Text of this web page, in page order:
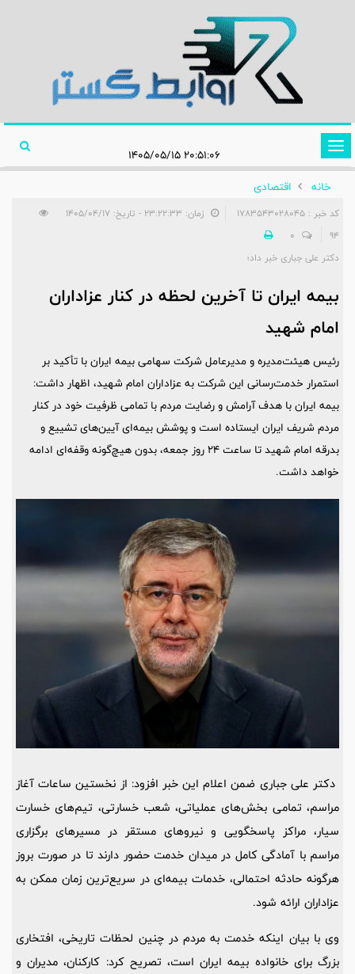
تغییر
وضعیت
ناوبری
۲۰:۵۱:۰۶ ۱۴۰۵/۰۵/۱۵
خانه
اقتصادی
کد خبر : 1783543028045
زمان: ۲۳:۲۲:۳۳ - تاریخ: ۱۴۰۵/۰۴/۱۷
94
0
دکتر علی جباری خبر داد؛
بیمه ایران تا آخرین لحظه در کنار عزاداران
امام شهید
رئیس هیئت‌مدیره و مدیرعامل شرکت سهامی بیمه ایران با تأکید بر
استمرار خدمت‌رسانی این شرکت به عزاداران امام شهید، اظهار داشت:
بیمه ایران با هدف آرامش و رضایت مردم با تمامی ظرفیت‌ خود در کنار
مردم شریف ایران ایستاده است و پوشش بیمه‌ای آیین‌های تشییع و
بدرقه امام شهید تا ساعت ۲۴ روز جمعه، بدون هیچ‌گونه وقفه‌ای ادامه
خواهد داشت.
دکتر علی جباری ضمن اعلام این خبر افزود: از نخستین ساعات آغاز
مراسم، تمامی بخش‌های عملیاتی، شعب خسارتی، تیم‌های خسارت
سیار، مراکز پاسخگویی و نیروهای مستقر در مسیرهای برگزاری
مراسم با آمادگی کامل در میدان خدمت حضور دارند تا در صورت بروز
هرگونه حادثه احتمالی، خدمات بیمه‌ای در سریع‌ترین زمان ممکن به
عزاداران ارائه شود.
وی با بیان اینکه خدمت به مردم در چنین لحظات تاریخی، افتخاری
بزرگ برای خانواده بیمه ایران است، تصریح کرد: کارکنان، مدیران و